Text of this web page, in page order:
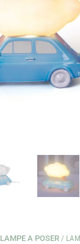
LAMPE A POSER /